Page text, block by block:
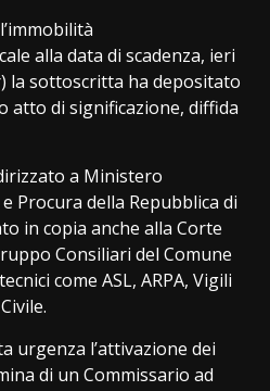
alla data di scadenza, ieri
la sottoscritta ha depositato
atto di significazione, diffida
a Ministero
Procura della Repubblica di
in copia anche alla Corte
Consiliari del Comune
come ASL, ARPA, Vigili
urgenza l’attivazione dei
di un Commissario ad